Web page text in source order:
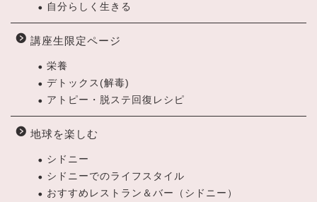
自分らしく生きる
講座生限定ページ
栄養
デトックス(解毒)
アトピー・脱ステ回復レシピ
地球を楽しむ
シドニー
シドニーでのライフスタイル
おすすめレストラン＆バー（シドニー）